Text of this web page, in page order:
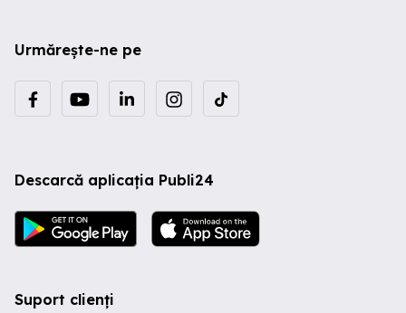
Urmărește-ne pe
Descarcă aplicația Publi24
Suport clienți